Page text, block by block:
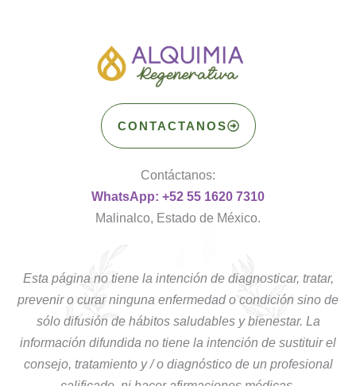
CONTACTANOS
Contáctanos:
WhatsApp: +52 55 1620 7310
Malinalco, Estado de México.
Esta página no tiene la intención de diagnosticar, tratar,
prevenir o curar ninguna enfermedad o condición sino de
sólo difusión de hábitos saludables y bienestar. La
información difundida no tiene la intención de sustituir el
consejo, tratamiento y / o diagnóstico de un profesional